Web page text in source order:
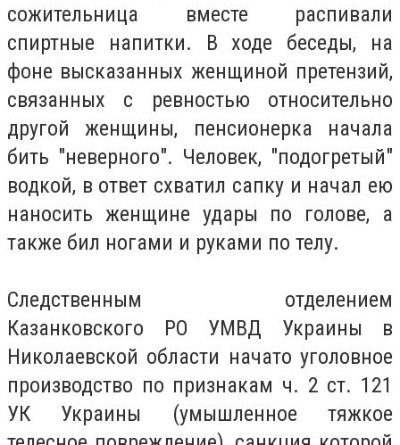
сожительница вместе распивали
спиртные напитки. В ходе беседы, на
фоне высказанных женщиной претензий,
связанных с ревностью относительно
другой женщины, пенсионерка начала
бить "неверного". Человек, "подогретый"
водкой, в ответ схватил сапку и начал ею
наносить женщине удары по голове, а
также бил ногами и руками по телу.
Следственным отделением
Казанковского РО УМВД Украины в
Николаевской области начато уголовное
производство по признакам ч. 2 ст. 121
УК Украины (умышленное тяжкое